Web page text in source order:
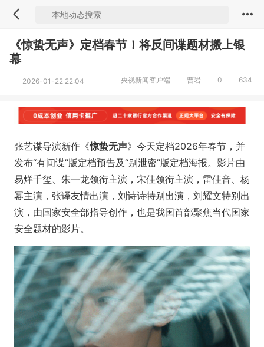
《惊蛰无声》定档春节！将反间谍题材搬上银
幕
2026-01-22 22:04 634
0
曹岩
央视新闻客户端
张艺谋导演新作《惊蛰无声》今天定档2026年春节，并
发布“有间谍”版定档预告及“别泄密”版定档海报。影片由
易烊千玺、朱一龙领衔主演，宋佳领衔主演，雷佳音、杨
幂主演，张译友情出演，刘诗诗特别出演，刘耀文特别出
演，由国家安全部指导创作，也是我国首部聚焦当代国家
安全题材的影片。